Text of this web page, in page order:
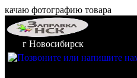
качаю фотографию товара
г Новосибирск